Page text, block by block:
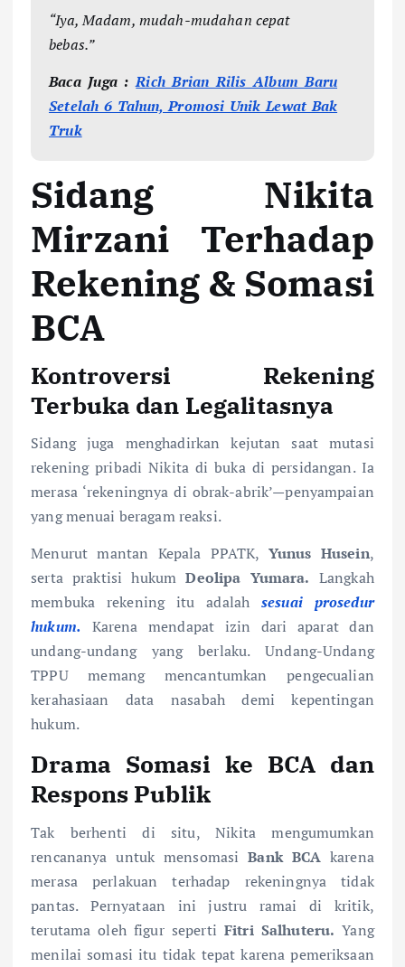
“Iya, Madam, mudah-mudahan cepat
bebas.”
Baca Juga :Rich Brian Rilis Album Baru
Setelah 6 Tahun, Promosi Unik Lewat Bak
Truk
Sidang Nikita
Mirzani Terhadap
Rekening & Somasi
BCA
Kontroversi Rekening
Terbuka dan Legalitasnya
Sidang juga menghadirkan kejutan saat mutasi
rekening pribadi Nikita di buka di persidangan. Ia
merasa ‘rekeningnya di obrak-abrik’—penyampaian
yang menuai beragam reaksi.
Menurut mantan Kepala PPATK, Yunus Husein,
serta praktisi hukumDeolipa Yumara. Langkah
membuka rekening itu adalahsesuai prosedur
hukum. Karena mendapat izin dari aparat dan
undang-undang yang berlaku. Undang-Undang
TPPU memang mencantumkan pengecualian
kerahasiaan data nasabah demi kepentingan
hukum.
Drama Somasi ke BCA dan
Respons Publik
Tak berhenti di situ, Nikita mengumumkan
rencananya untuk mensomasiBank BCA karena
merasa perlakuan terhadap rekeningnya tidak
pantas. Pernyataan ini justru ramai di kritik,
terutama oleh figur seperti Fitri Salhuteru. Yang
menilai somasi itu tidak tepat karena pemeriksaan